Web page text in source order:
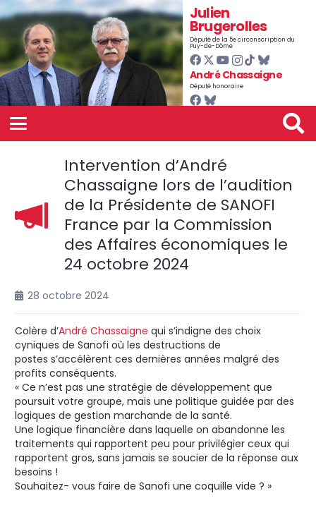
Julien
Brugerolles
Député de la 5e circonscription du
Puy-de-Dôme
André Chassaigne
Député honoraire
Intervention d’André
Chassaigne lors de l’audition
de la Présidente de SANOFI
France par la Commission
des Affaires économiques le
24 octobre 2024
28 octobre 2024
Colère d’André Chassaigne qui s’indigne des choix
cyniques de Sanofi où les destructions de
postes s’accélèrent ces dernières années malgré des
profits conséquents.
« Ce n’est pas une stratégie de développement que
poursuit votre groupe, mais une politique guidée par des
logiques de gestion marchande de la santé.
Une logique financière dans laquelle on abandonne les
traitements qui rapportent peu pour privilégier ceux qui
rapportent gros, sans jamais se soucier de la réponse aux
besoins !
Souhaitez- vous faire de Sanofi une coquille vide ? »